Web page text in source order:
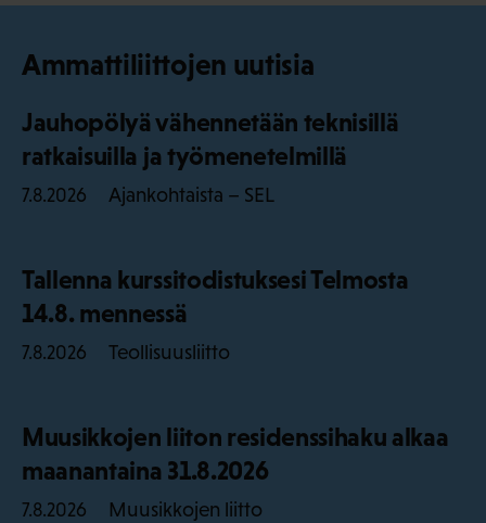
Ammattiliittojen uutisia
Jauhopölyä vähennetään teknisillä
ratkaisuilla ja työmenetelmillä
7.8.2026 Ajankohtaista – SEL
Tallenna kurssitodistuksesi Telmosta
14.8. mennessä
7.8.2026 Teollisuusliitto
Muusikkojen liiton residenssihaku alkaa
maanantaina 31.8.2026
7.8.2026 Muusikkojen liitto